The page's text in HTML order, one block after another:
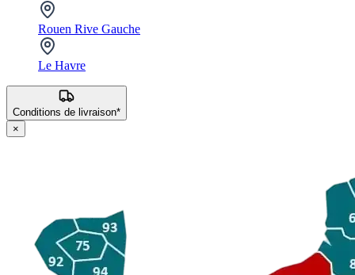
Rouen Rive Gauche
Le Havre
Conditions de livraison*
×